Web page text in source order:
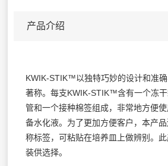
产品介绍
KWIK-STIK™以独特巧妙的设计和准
著称。每支KWIK-STIK™含有一个冻
管和一个接种棉签组成，非常地方便
备水化液。为了更加方便客户，本产
称标签，可粘贴在培养皿上做辨别。
装供选择。